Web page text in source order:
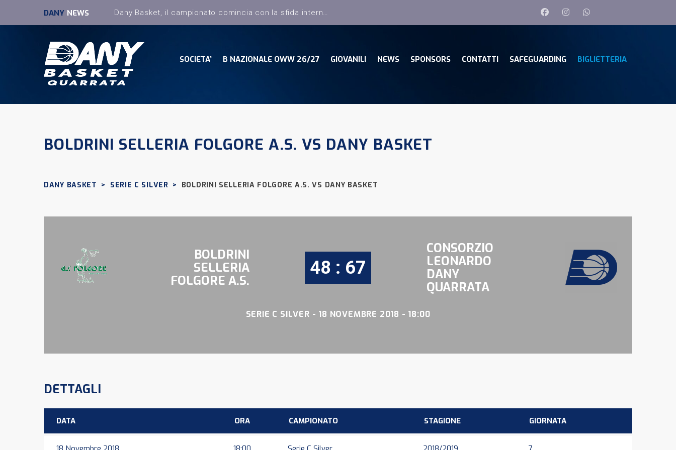
DANY NEWS Dany Basket, il campionato comincia con la sfida interna con la Pielle Livorno
SOCIETA’ B NAZIONALE OWW 26/27 GIOVANILI NEWS SPONSORS CONTATTI SAFEGUARDING BIGLIETTERIA
BOLDRINI SELLERIA FOLGORE A.S. VS DANY BASKET
DANY BASKET > SERIE C SILVER > BOLDRINI SELLERIA FOLGORE A.S. VS DANY BASKET
BOLDRINI
SELLERIA
FOLGORE A.S.
48 : 67
CONSORZIO
LEONARDO
DANY
QUARRATA
SERIE C SILVER - 18 NOVEMBRE 2018 - 18:00
DETTAGLI
DATA ORA CAMPIONATO STAGIONE GIORNATA